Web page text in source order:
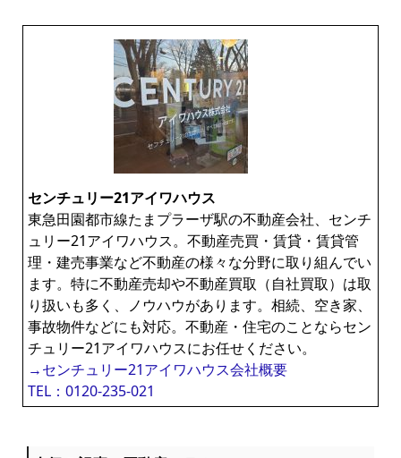
ン
ラ
イ
ブ
ラ
リ
センチュリー21アイワハウス
東急田園都市線たまプラーザ駅の不動産会社、センチ
ュリー21アイワハウス。不動産売買・賃貸・賃貸管
理・建売事業など不動産の様々な分野に取り組んでい
ます。特に不動産売却や不動産買取（自社買取）は取
り扱いも多く、ノウハウがあります。相続、空き家、
事故物件などにも対応。不動産・住宅のことならセン
チュリー21アイワハウスにお任せください。
→センチュリー21アイワハウス会社概要
TEL：0120-235-021